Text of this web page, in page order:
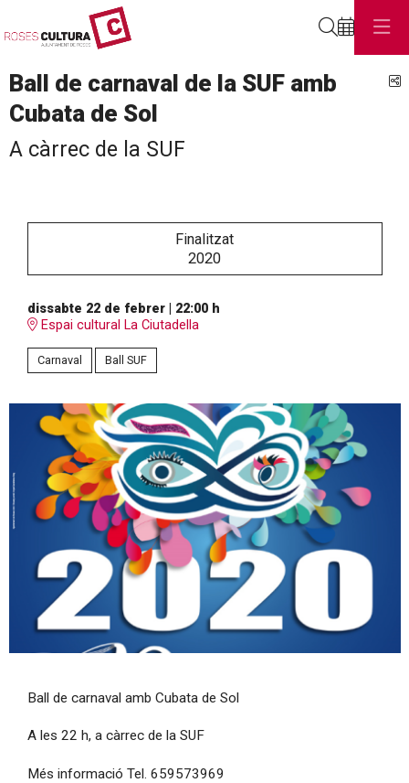
Ball de carnaval de la SUF amb
Cubata de Sol
A càrrec de la SUF
Finalitzat
2020
dissabte 22 de febrer| 22:00 h
Espai cultural La Ciutadella
Carnaval Ball SUF
Ball de carnaval amb Cubata de Sol
A les 22 h, a càrrec de la SUF
Més informació Tel. 659573969